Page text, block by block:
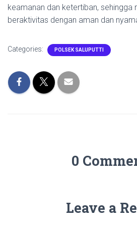
keamanan dan ketertiban,
beraktivitas dengan aman dan
Categories: POLSEK SALUPUTTI
0
Leave a